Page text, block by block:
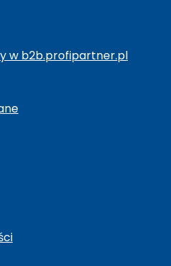
w b2b.profipartner.pl